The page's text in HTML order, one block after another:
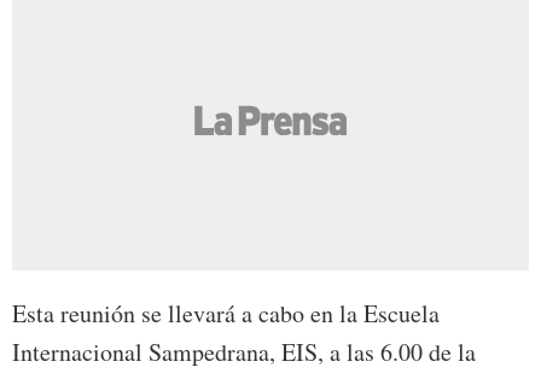
Esta reunión se llevará a cabo en la Escuela
Internacional Sampedrana, EIS, a las 6.00 de la